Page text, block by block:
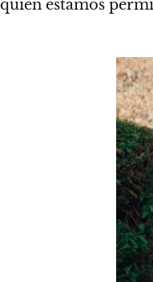
quién estamos